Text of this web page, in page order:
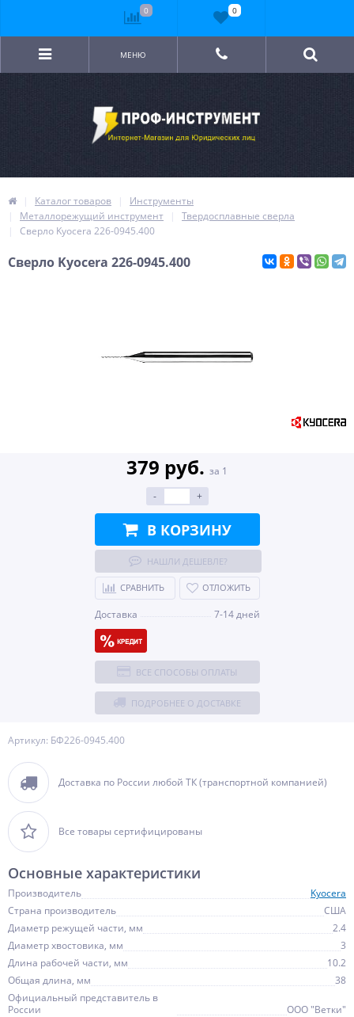
МЕНЮ
Каталог товаров
Инструменты
Металлорежущий инструмент
Твердосплавные сверла
Сверло Kyocera 226-0945.400
Сверло Kyocera 226-0945.400
Артикул: БФ226-0945.400
Доставка по России любой ТК (транспортной компанией)
Все товары сертифицированы
379 руб. за 1
-
+
В КОРЗИНУ
НАШЛИ ДЕШЕВЛЕ?
СРАВНИТЬ ОТЛОЖИТЬ
Доставка 7-14 дней
ВСЕ СПОСОБЫ ОПЛАТЫ
ПОДРОБНЕЕ О ДОСТАВКЕ
Основные характеристики
Производитель
Kyocera
Страна производитель
США
Диаметр режущей части, мм
2.4
Диаметр хвостовика, мм
3
Длина рабочей части, мм
10.2
Общая длина, мм
38
Официальный представитель в
России
ООО "Ветки"
0 0